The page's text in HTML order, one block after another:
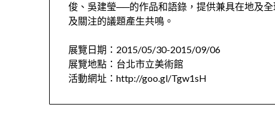
俊、吳建瑩──的作品和語錄，提供兼具在地及
及關注的議題產生共鳴。
展覽日期：2015/05/30-2015/09/06
展覽地點：台北市立美術館
活動網址：http://goo.gl/Tgw1sH